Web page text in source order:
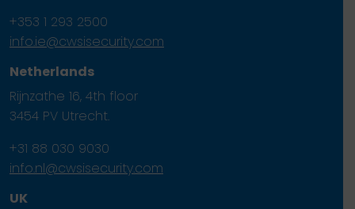
+353 1 293 2500
info.ie@cwsisecurity.com
Netherlands
Rijnzathe 16, 4th floor
3454 PV Utrecht.
+31 88 030 9030
info.nl@cwsisecurity.com
UK